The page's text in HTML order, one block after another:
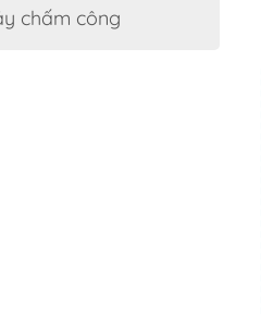
chấm công